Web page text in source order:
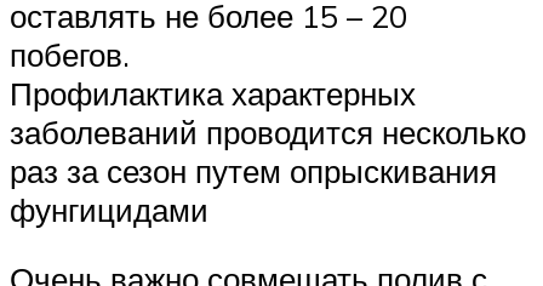
оставлять не более 15 – 20
побегов.
Профилактика характерных
заболеваний проводится несколько
раз за сезон путем опрыскивания
фунгицидами